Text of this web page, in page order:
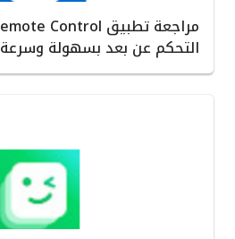
التحكم عن بعد بسهولة وسرعة